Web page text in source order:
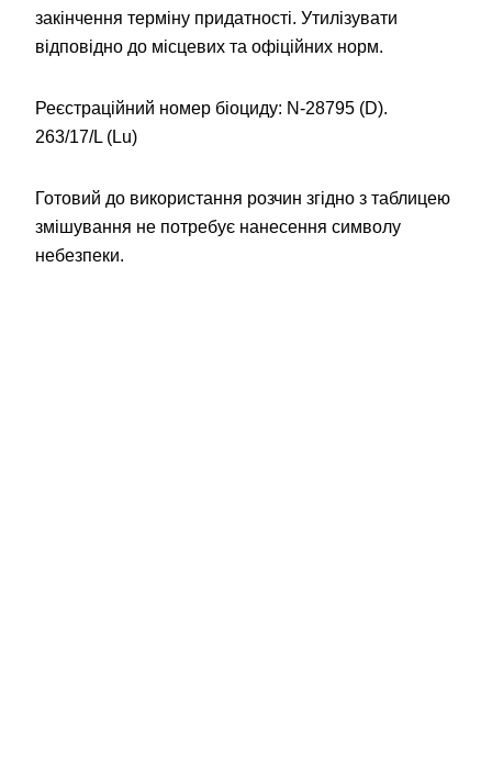
закінчення терміну придатності. Утилізувати
відповідно до місцевих та офіційних норм.
Реєстраційний номер біоциду: N-28795 (D).
263/17/L (Lu)
Готовий до використання розчин згідно з таблицею
змішування не потребує нанесення символу
небезпеки.